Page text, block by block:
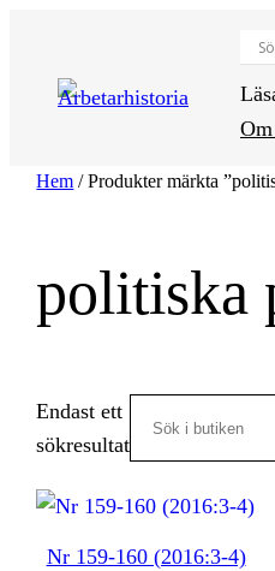
innehåll
Hem / Produkter märkta
politiska
Endast ett
sökresultat
Nr 159-160 (2016:3-4)